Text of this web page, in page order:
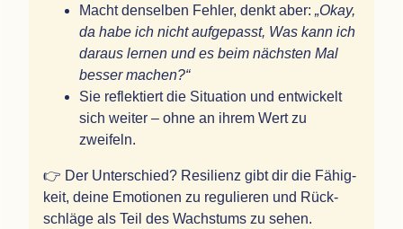
Macht den­sel­ben Feh­ler, denkt aber: „Okay,
da habe ich nicht auf­ge­passt, Was kann ich
dar­aus ler­nen und es beim nächs­ten Mal
bes­ser machen?“
Sie reflek­tiert die Situa­tion und ent­wi­ckelt
sich wei­ter – ohne an ihrem Wert zu
zweifeln.
👉 Der Unter­schied? Resi­li­enz gibt dir die Fähig­
keit, deine Emo­tio­nen zu regu­lie­ren und Rück­
schläge als Teil des Wachs­tums zu sehen.